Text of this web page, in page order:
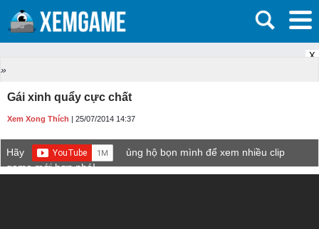
X
»
Gái xinh quẩy cực chất
Xem Xong Thích | 25/07/2014 14:37
Hãy
ủng hộ bọn mình để xem nhiều clip
game mới hơn nhé!